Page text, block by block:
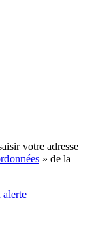
votre adresse
» de la